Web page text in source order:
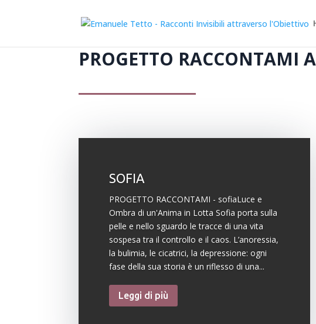
PROGETTO RACCONTAMI
SOFIA
PROGETTO RACCONTAMI - sofiaLuce e
Ombra di un'Anima in Lotta Sofia porta sulla
pelle e nello sguardo le tracce di una vita
sospesa tra il controllo e il caos. L’anoressia,
la bulimia, le cicatrici, la depressione: ogni
fase della sua storia è un riflesso di una...
Leggi di più